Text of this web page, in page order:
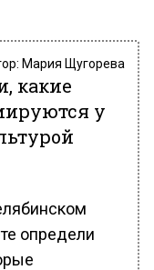
Мария Щугорева
какие
у
определи